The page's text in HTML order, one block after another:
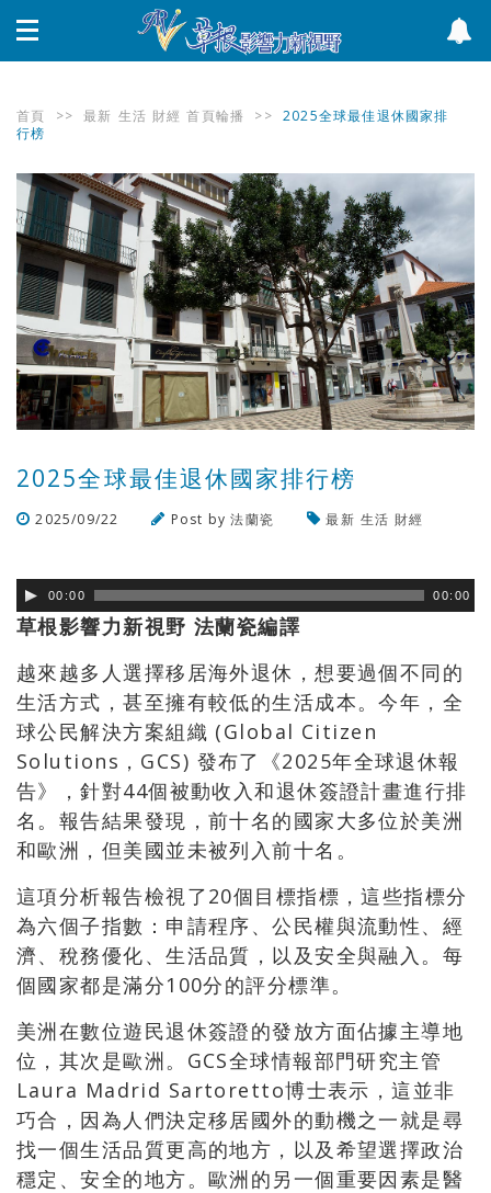
首頁 >> 最新 生活 財經 首頁輪播 >> 2025全球最佳退休國家排
行榜
2025全球最佳退休國家排行榜
2025/09/22 Post by法蘭瓷 最新 生活 財經
00:00 00:00
草根影響力新視野 法蘭瓷編譯
越來越多人選擇移居海外退休，想要過個不同的
生活方式，甚至擁有較低的生活成本。今年，全
球公民解決方案組織 (Global Citizen
Solutions，GCS) 發布了《2025年全球退休報
告》，針對44個被動收入和退休簽證計畫進行排
名。報告結果發現，前十名的國家大多位於美洲
和歐洲，但美國並未被列入前十名。
這項分析報告檢視了20個目標指標，這些指標分
為六個子指數：申請程序、公民權與流動性、經
濟、稅務優化、生活品質，以及安全與融入。每
個國家都是滿分100分的評分標準。
美洲在數位遊民退休簽證的發放方面佔據主導地
位，其次是歐洲。GCS全球情報部門研究主管
Laura Madrid Sartoretto博士表示，這並非
巧合，因為人們決定移居國外的動機之一就是尋
找一個生活品質更高的地方，以及希望選擇政治
穩定、安全的地方。歐洲的另一個重要因素是醫